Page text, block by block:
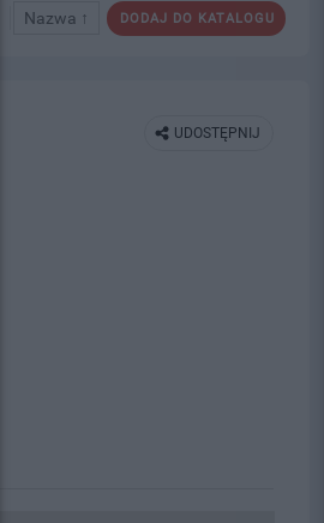
DODAJ DO KATALOGU
Nazwa ↑
UDOSTĘPNIJ